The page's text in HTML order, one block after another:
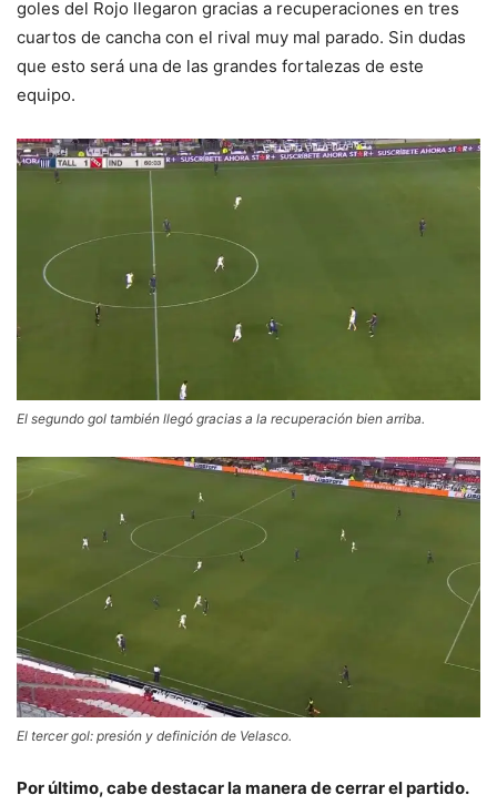
goles del Rojo llegaron gracias a recuperaciones en tres
cuartos de cancha con el rival muy mal parado. Sin dudas
que esto será una de las grandes fortalezas de este
equipo.
El segundo gol también llegó gracias a la recuperación bien arriba.
El tercer gol: presión y definición de Velasco.
Por último, cabe destacar la manera de cerrar el partido.